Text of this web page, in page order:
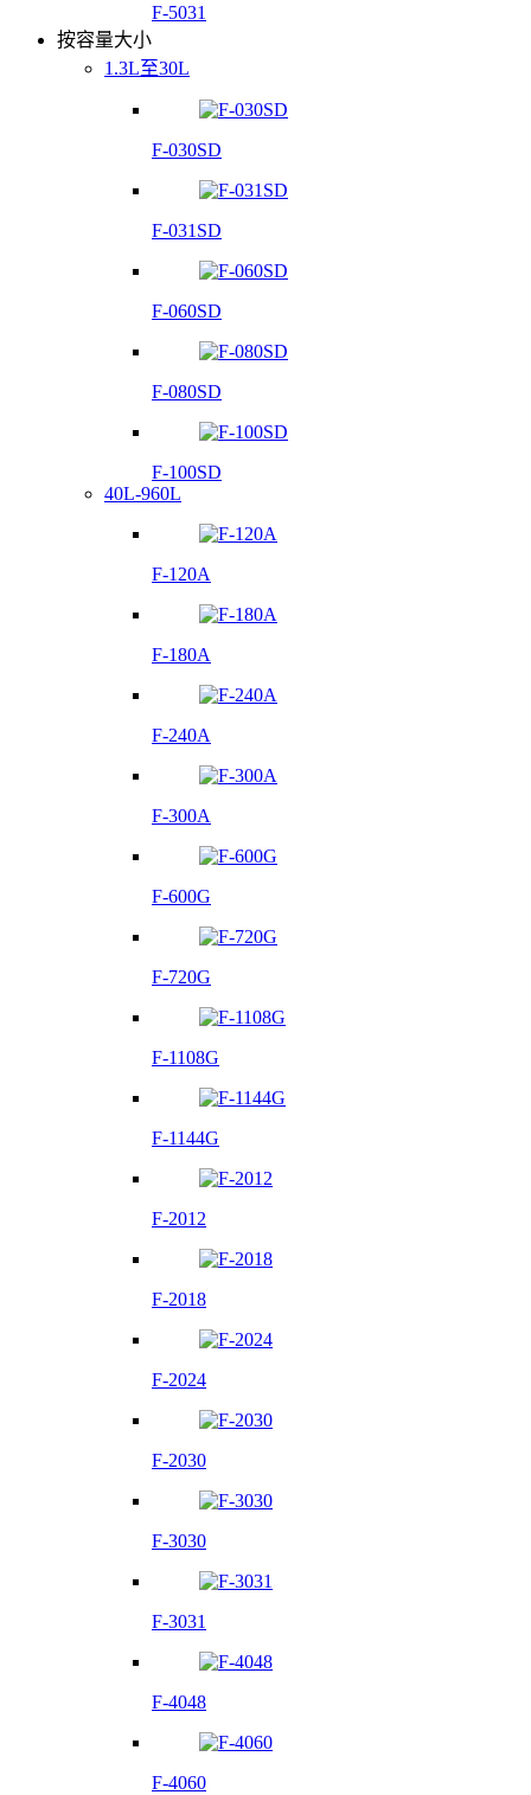
F-5031
按容量大小
1.3L至30L
F-030SD
F-031SD
F-060SD
F-080SD
F-100SD
40L-960L
F-120A
F-180A
F-240A
F-300A
F-600G
F-720G
F-1108G
F-1144G
F-2012
F-2018
F-2024
F-2030
F-3030
F-3031
F-4048
F-4060